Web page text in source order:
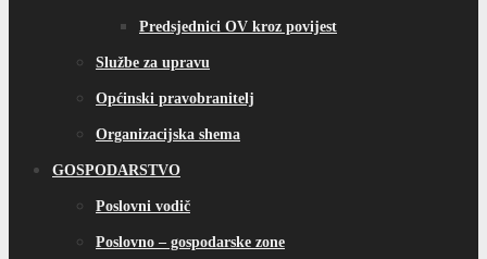
Predsjednici OV kroz povijest
Službe za upravu
Općinski pravobranitelj
Organizacijska shema
GOSPODARSTVO
Poslovni vodič
Poslovno – gospodarske zone